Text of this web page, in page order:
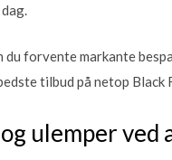
du forvente markante
tilbud på netop
ulemper ved